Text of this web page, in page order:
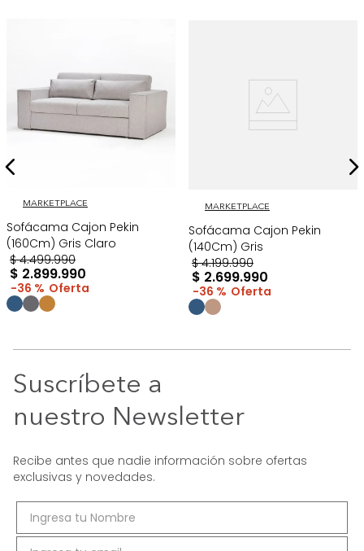
MARKETPLACE
Sofácama Cajon Pekin
(160Cm) Gris Claro
$ 4.499.990
$ 2.899.990
36 %
MARKETPLACE
Sofácama Cajon Pekin
(140Cm) Gris
$ 4.199.990
$ 2.699.990
36 %
Suscríbete a
nuestro Newsletter
Recibe antes que nadie información sobre ofertas
exclusivas y novedades.